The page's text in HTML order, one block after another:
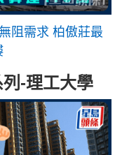
阻需求 柏傲莊最
-理工大學